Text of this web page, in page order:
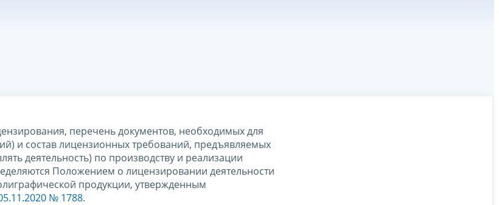
перечень документов, необходимых для
и состав лицензионных требований, предъявляемых
деятельность) по производству и реализации
Положением о лицензировании деятельности
продукции, утвержденным
№ 1788.